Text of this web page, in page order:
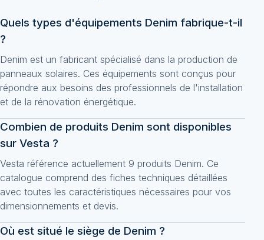
Quels types d'équipements Denim fabrique-t-il
?
Denim est un fabricant spécialisé dans la production de
panneaux solaires. Ces équipements sont conçus pour
répondre aux besoins des professionnels de l'installation
et de la rénovation énergétique.
Combien de produits Denim sont disponibles
sur Vesta ?
Vesta référence actuellement 9 produits Denim. Ce
catalogue comprend des fiches techniques détaillées
avec toutes les caractéristiques nécessaires pour vos
dimensionnements et devis.
Où est situé le siège de Denim ?